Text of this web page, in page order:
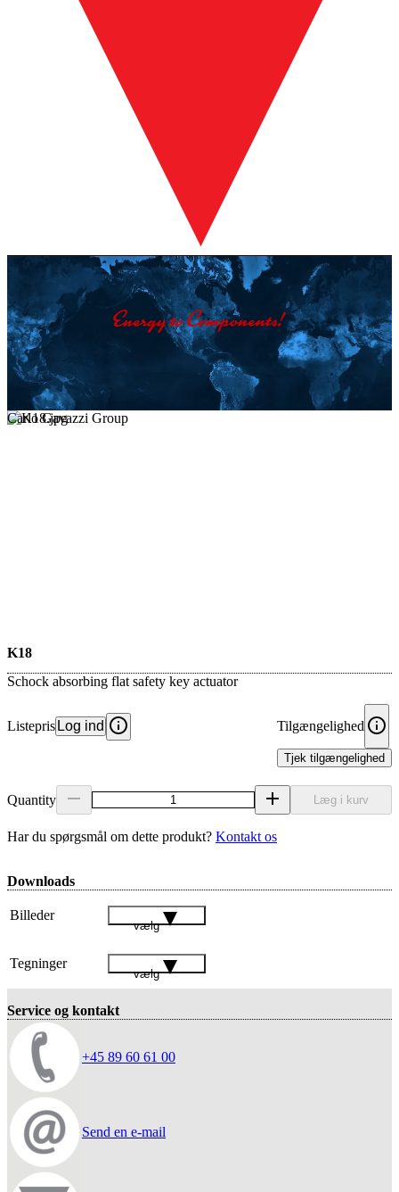
Carlo Gavazzi Group
K18
Schock absorbing flat safety key actuator
Listepris Log ind Tilgængelighed
Tjek tilgængelighed
Quantity Læg i kurv
Har du spørgsmål om dette produkt? Kontakt os
Downloads
Billeder
vælg
Tegninger
vælg
Service og kontakt
+45 89 60 61 00
Send en e-mail